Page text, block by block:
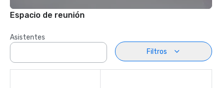
Espacio de reunión
Asistentes
Filtros